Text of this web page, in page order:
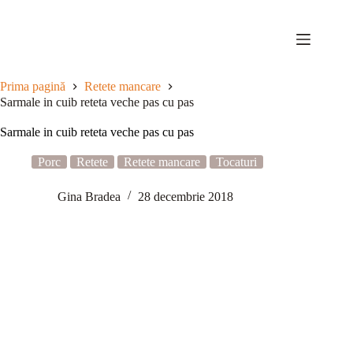
Prima pagină
Retete mancare
Sarmale in cuib reteta veche pas cu pas
Sarmale in cuib reteta veche pas cu pas
Porc Retete Retete mancare Tocaturi
Gina Bradea 28 decembrie 2018